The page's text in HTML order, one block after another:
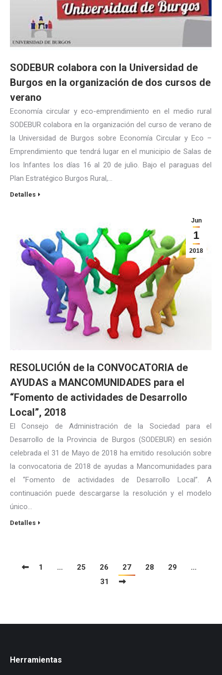
SODEBUR colabora con la Universidad de
Burgos en la organización de dos cursos de
verano
Economía circular y eco-emprendimiento en el medio rural
SODEBUR colabora en la organización del curso de verano de
la Universidad de Burgos sobre Economía Circular y Eco –
Emprendimiento que tendrá lugar en el municipio de Salas de
los Infantes los días 16 al 20 de julio. Bajo el paraguas del
Plan Estratégico Burgos Rural,…
Detalles
Jun
1
2018
RESOLUCIÓN de la CONVOCATORIA de
AYUDAS a MANCOMUNIDADES para el
“Fomento de actividades de Desarrollo
Local”, 2018
El Consejo de Administración de la Sociedad para el
Desarrollo de la Provincia de Burgos (SODEBUR) en sesión
celebrada el 31 de Mayo de 2018 ha emitido resolución sobre
la convocatoria de 2018 de ayudas a Mancomunidades para
el “Fomento de actividades de Desarrollo Local”. A
continuación puede descargarse la resolución y el modelo
único…
Detalles
1 … 25 26 27 28 29
…
31
Herramientas